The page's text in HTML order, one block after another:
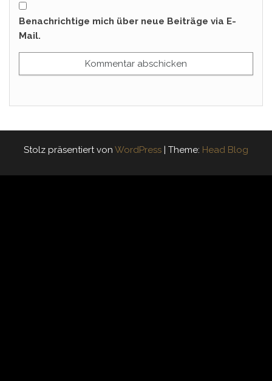
Benachrichtige mich über neue Beiträge via E-
Mail.
Stolz präsentiert von WordPress | Theme: Head Blog